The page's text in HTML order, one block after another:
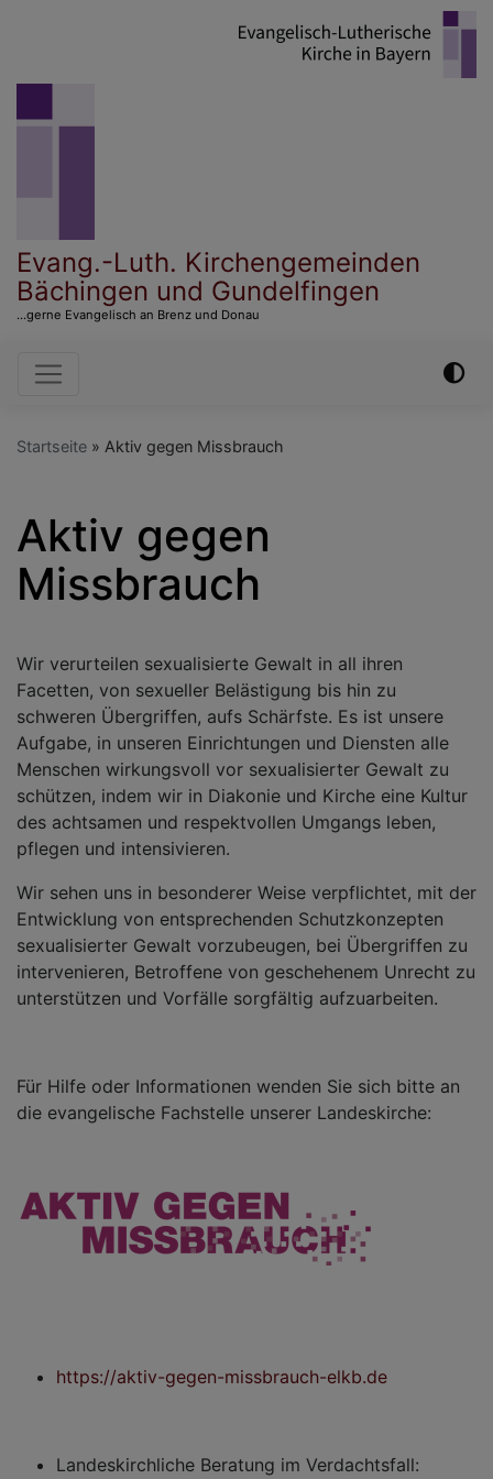
Evang.-Luth. Kirchengemeinden
Bächingen und Gundelfingen
...gerne Evangelisch an Brenz und Donau
Hauptnavigation
Startseite Aktiv gegen Missbrauch
Aktiv gegen
Missbrauch
Wir verurteilen sexualisierte Gewalt in all ihren
Facetten, von sexueller Belästigung bis hin zu
schweren Übergriffen, aufs Schärfste. Es ist unsere
Aufgabe, in unseren Einrichtungen und Diensten alle
Menschen wirkungsvoll vor sexualisierter Gewalt zu
schützen, indem wir in Diakonie und Kirche eine Kultur
des achtsamen und respektvollen Umgangs leben,
pflegen und intensivieren.
Wir sehen uns in besonderer Weise verpflichtet, mit der
Entwicklung von entsprechenden Schutzkonzepten
sexualisierter Gewalt vorzubeugen, bei Übergriffen zu
intervenieren, Betroffene von geschehenem Unrecht zu
unterstützen und Vorfälle sorgfältig aufzuarbeiten.
Für Hilfe oder Informationen wenden Sie sich bitte an
die evangelische Fachstelle unserer Landeskirche:
https://aktiv-gegen-missbrauch-elkb.de
Landeskirchliche Beratung im Verdachtsfall: